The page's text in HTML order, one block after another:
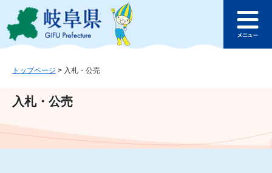
ジ
ュ
文
このページの本文へ
ュ
トップページ > 入札・公売
入札・公売